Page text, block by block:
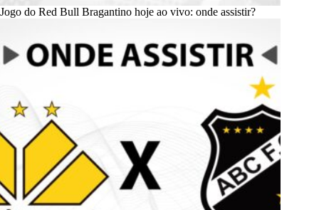
Jogo do Red Bull Bragantino hoje ao vivo: onde assistir?